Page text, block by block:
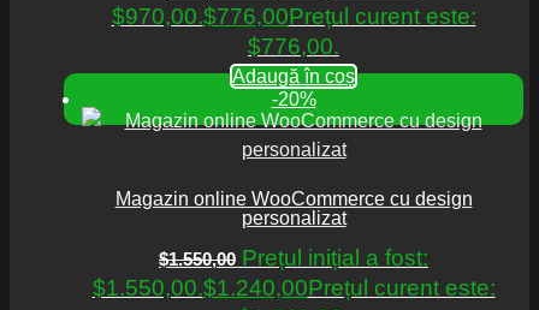
$970,00.$776,00Prețul curent este:
$776,00.
Adaugă în coș
-20%
Magazin online WooCommerce cu design
personalizat
$1.550,00 Prețul inițial a fost:
$1.550,00.$1.240,00Prețul curent este: